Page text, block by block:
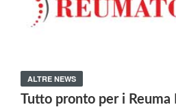
ALTRE NEWS
Tutto pronto per i